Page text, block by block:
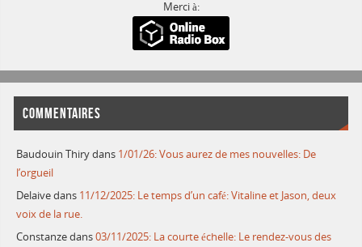
Merci à:
COMMENTAIRES
Baudouin Thirydans 1/01/26: Vous aurez de mes nouvelles: De
l’orgueil
Delaivedans 11/12/2025: Le temps d’un café: Vitaline et Jason, deux
voix de la rue.
Constanzedans03/11/2025: La courte échelle: Le rendez-vous des